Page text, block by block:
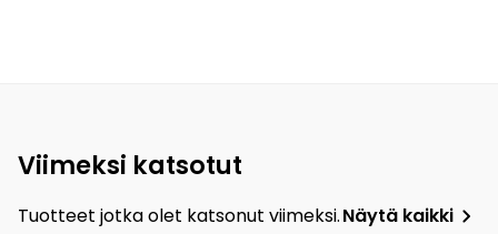
Viimeksi katsotut
Tuotteet jotka olet katsonut viimeksi.Näytä kaikki